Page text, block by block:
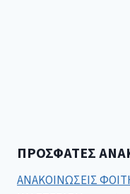
ΠΡΌΣΦΑΤΕΣ
ΑΝΑΚΟΙΝΩΣΕΙΣ